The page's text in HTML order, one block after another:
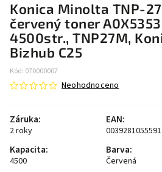
Konica Minolta TNP-
červený toner
4500str., TNP27M,
Bizhub C25
Kód: 070000007
Neohodnoceno
Záruka:
2 roky
EAN:
0039281055591
Kapacita:
4500
Barva:
Červená